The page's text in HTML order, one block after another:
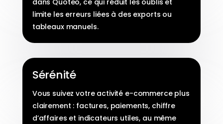
dans Quoteo, ce qui réduit les oublis et
limite les erreurs liées à des exports ou
tableaux manuels.
Sérénité
Vous suivez votre activité e-commerce plus
clairement : factures, paiements, chiffre
d’affaires et indicateurs utiles, au même